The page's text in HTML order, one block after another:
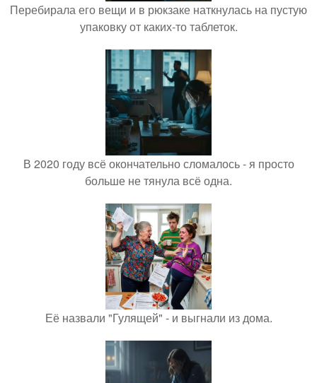
Перебирала его вещи и в рюкзаке наткнулась на пустую
упаковку от каких-то таблеток.
В 2020 году всё окончательно сломалось - я просто
больше не тянула всё одна.
Её назвали "Гулящей" - и выгнали из дома.